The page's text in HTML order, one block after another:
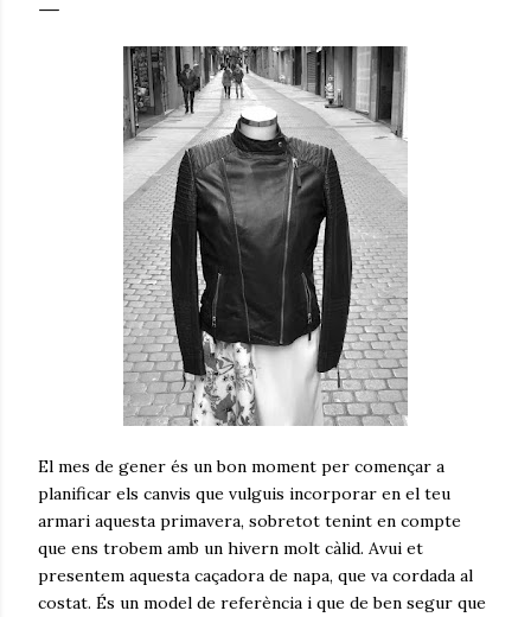
El mes de gener és un bon moment per començar a
planificar els canvis que vulguis incorporar en el teu
armari aquesta primavera, sobretot tenint en compte
que ens trobem amb un hivern molt càlid. Avui et
presentem aquesta caçadora de napa, que va cordada al
costat. És un model de referència i que de ben segur que